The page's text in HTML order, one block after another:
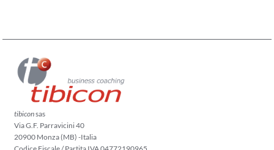
tibiconsas
Via G.F. Parravicini 40
20900 Monza (MB) -Italia